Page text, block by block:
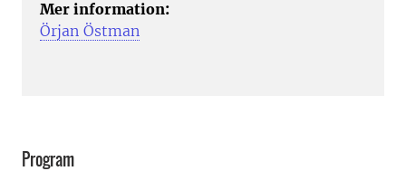
Mer information:
Örjan Östman
Program